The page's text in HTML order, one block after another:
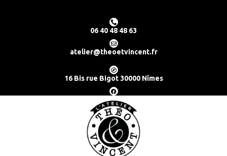
06 40 48 48 63
atelier@theoetvincent.fr
16 Bis rue Bigot 30000 Nîmes